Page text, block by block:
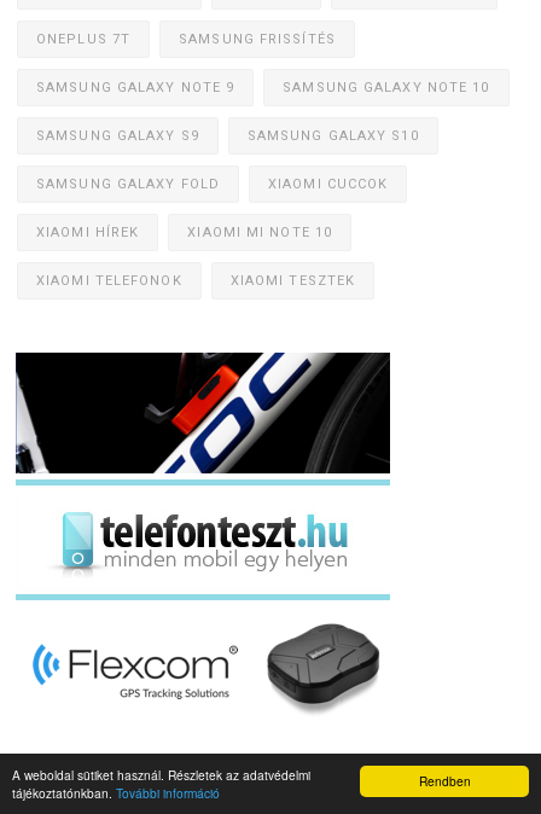
Rendben
A weboldal sütiket használ. Részletek az adatvédelmi
tájékoztatónkban. További információ
ONEPLUS 7T SAMSUNG FRISSÍTÉS
SAMSUNG GALAXY NOTE 9 SAMSUNG GALAXY NOTE 10
SAMSUNG GALAXY S9 SAMSUNG GALAXY S10
SAMSUNG GALAXY FOLD XIAOMI CUCCOK
XIAOMI HÍREK XIAOMI MI NOTE 10
XIAOMI TELEFONOK XIAOMI TESZTEK